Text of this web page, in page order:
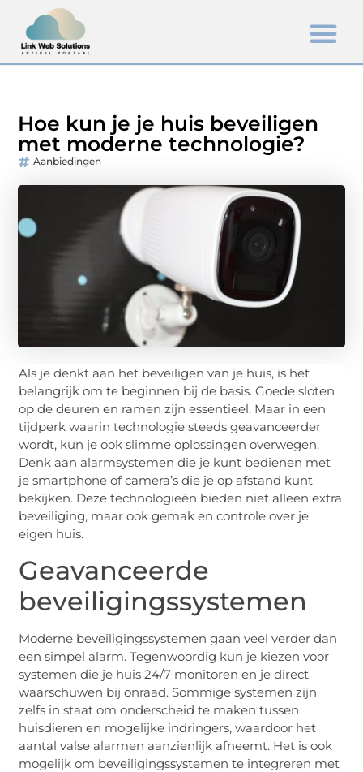
Hoe kun je je huis beveiligen
met moderne technologie?
Aanbiedingen
Als je denkt aan het beveiligen van je huis, is het
belangrijk om te beginnen bij de basis. Goede sloten
op de deuren en ramen zijn essentieel. Maar in een
tijdperk waarin technologie steeds geavanceerder
wordt, kun je ook slimme oplossingen overwegen.
Denk aan alarmsystemen die je kunt bedienen met
je smartphone of camera’s die je op afstand kunt
bekijken. Deze technologieën bieden niet alleen extra
beveiliging, maar ook gemak en controle over je
eigen huis.
Geavanceerde
beveiligingssystemen
Moderne beveiligingssystemen gaan veel verder dan
een simpel alarm. Tegenwoordig kun je kiezen voor
systemen die je huis 24/7 monitoren en je direct
waarschuwen bij onraad. Sommige systemen zijn
zelfs in staat om onderscheid te maken tussen
huisdieren en mogelijke indringers, waardoor het
aantal valse alarmen aanzienlijk afneemt. Het is ook
mogelijk om beveiligingssystemen te integreren met